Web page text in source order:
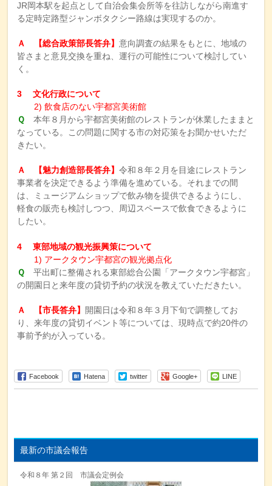
JR岡本駅を起点として自治会集会所等を往訪しながら南進す
る定時定路型ジャンボタクシー路線は実現するのか。
Ａ 【総合政策部長答弁】意向調査の結果をもとに、地域の
皆さまと意見交換を重ね、運行の可能性について検討してい
く。
3 文化行政について
2) 飲食店のない宇都宮美術館
Ｑ本年８月から宇都宮美術館のレストランが休業したままと
なっている。この問題に関する市の対応策をお聞かせいただ
きたい。
Ａ 【魅力創造部長答弁】令和８年２月を目途にレストラン
事業者を決定できるよう準備を進めている。それまでの間
は、ミュージアムショップで飲み物を提供できるようにし、
軽食の販売も検討しつつ、周辺スペースで飲食できるように
したい。
4 東部地域の観光振興策について
1) アークタウン宇都宮の観光拠点化
Ｑ平出町に整備される東部総合公園「アークタウン宇都宮」
の開園日と来年度の貸切予約の状況を教えていただきたい。
Ａ 【市長答弁】 開園日は令和８年３月下旬で調整してお
り、来年度の貸切イベント等については、現時点で約20件の
事前予約が入っている。
Facebook Hatena twitter Google+ LINE
最新の市議会報告
令和８年 第２回 市議会定例会